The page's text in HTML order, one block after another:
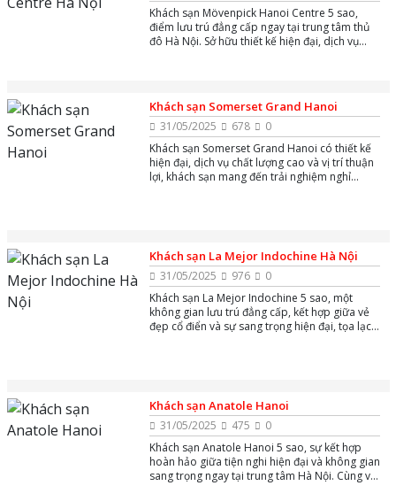
Khách sạn Mövenpick Hanoi Centre 5 sao,
điểm lưu trú đẳng cấp ngay tại trung tâm thủ
đô Hà Nội. Sở hữu thiết kế hiện đại, dịch vụ
Khách sạn Somerset Grand Hanoi
31/05/2025 678
0
Khách sạn Somerset Grand Hanoi có thiết kế
hiện đại, dịch vụ chất lượng cao và vị trí thuận
lợi, khách sạn mang đến trải nghiệm nghỉ
Khách sạn La Mejor Indochine Hà Nội
31/05/2025 976
0
Khách sạn La Mejor Indochine 5 sao, một
không gian lưu trú đẳng cấp, kết hợp giữa vẻ
đẹp cổ điển và sự sang trọng hiện đại, tọa lạc
Khách sạn Anatole Hanoi
31/05/2025 475
0
Khách sạn Anatole Hanoi 5 sao, sự kết hợp
hoàn hảo giữa tiện nghi hiện đại và không gian
sang trọng ngay tại trung tâm Hà Nội. Cùng với